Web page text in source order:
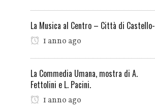
La Musica al Centro – Città di Castello-
1 anno ago
La Commedia Umana, mostra di A.
Fettolini e L. Pacini.
1 anno ago